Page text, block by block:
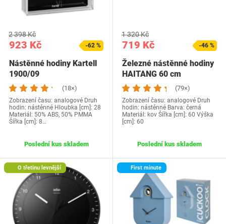
923 Kč
2 398 Kč
-62 %
Nástěnné hodiny Kartell
1900/09
(18×)
Zobrazení času: analogové Druh
hodin: nástěnné Hloubka [cm]: 28
Materiál: 50% ABS, 50% PMMA
Šířka [cm]: 8…
Poslední kus skladem
719 Kč
1 320 Kč
-46 %
Železné nástěnné hodiny
HAITANG 60 cm
(79×)
Zobrazení času: analogové Druh
hodin: nástěnné Barva: černá
Materiál: kov Šířka [cm]: 60 Výška
[cm]: 60
Poslední kus skladem
O třetinu levnější First minute